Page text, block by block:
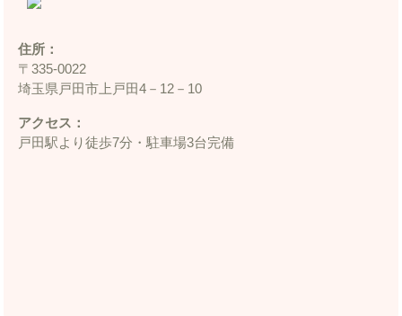
住所：
〒335‐0022
埼玉県戸田市上戸田4－12－10
アクセス：
戸田駅より徒歩7分・駐車場3台完備